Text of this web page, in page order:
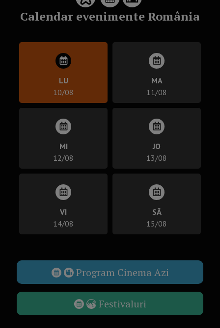
Calendar evenimente România
LU
10/08
MA
11/08
MI
12/08
JO
13/08
VI
14/08
SÂ
15/08
Program Cinema Azi
Festivaluri